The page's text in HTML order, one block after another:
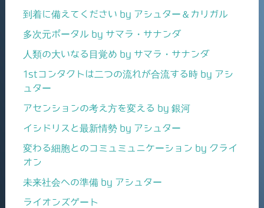
到着に備えてください by アシュター＆カリガル
多次元ポータル by サマラ・サナンダ
人類の大いなる目覚め by サマラ・サナンダ
1stコンタクトは二つの流れが合流する時 by アシ
ュター
アセンションの考え方を変える by 銀河
イシドリスと最新情勢 by アシュター
変わる細胞とのコミュミュニケーション by クライ
オン
未来社会への準備 by アシュター
ライオンズゲート